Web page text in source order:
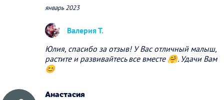
январь 2023
Валерия Т.
Юлия, спасибо за отзыв! У Вас отличный малыш,
растите и развивайтесь все вместе 🤗. Удачи Вам
😊
Анастасия